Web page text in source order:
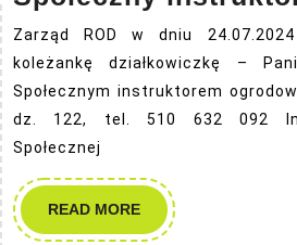
Zarząd ROD w dniu
koleżankę działkowiczkę –
Społecznym instruktorem
dz. 122, tel. 510 632 092
Społecznej
READ MOREREAD
MORE